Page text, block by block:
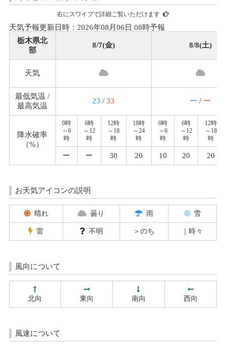
右にスワイプで詳細ご覧いただけます
天気予報更新日時：2026年08月06日 08時予報
栃木県北
部
8/7(金) 8/8(土)
天気
最低気温 /
最高気温
23 /33 ー / ー
降水確率
（%）
0時
～6
時
6時
～12
時
12時
～18
時
18時
～24
時
0時
～6
時
6時
～12
時
12時
～18
時
ー ー 30 20 10 20 20
お天気アイコンの説明
晴れ 曇り 雨 雪
雷 不明 ＞のち ｜時々
風向について
北向 東向 南向 西向
風速について